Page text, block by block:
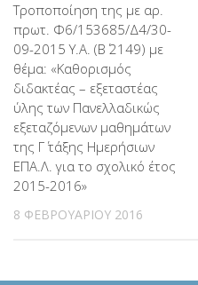
Τροποποίηση της με αρ.
πρωτ. Φ6/153685/Δ4/30-
09-2015 Υ.Α. (Β΄ 2149) με
θέμα: «Καθορισμός
διδακτέας – εξεταστέας
ύλης των Πανελλαδικώς
εξεταζόμενων μαθημάτων
της Γ΄ τάξης Ημερήσιων
ΕΠΑ.Λ. για το σχολικό έτος
2015-2016»
8 ΦΕΒΡΟΥΑΡΊΟΥ 2016